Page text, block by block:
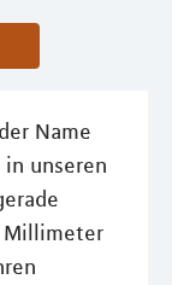
Name
unseren
Millimeter